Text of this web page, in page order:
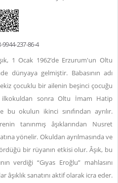
9944-237-86-4
1 Ocak 1962’de Erzurum'un Oltu
dünyaya gelmiştir. Babasının adı
çocuklu bir ailenin beşinci çocuğu
sonra Oltu İmam Hatip
okulun ikinci sınıfından ayrılır.
tanınmış âşıklarından Nusret
yönelir. Okuldan ayrılmasında ve
bir rüyanın etkisi olur. Âşık, bu
verdiği “Gıyas Eroğlu” mahlasını
âşıklık sanatını aktif olarak icra eder.